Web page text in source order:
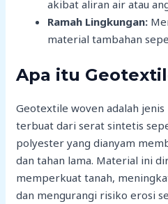
akibat aliran air atau
Ramah Lingkungan:
material tambahan
Apa itu
Geotextile woven adalah
terbuat dari serat sintetis
polyester yang dianyam
dan tahan lama. Material ini
memperkuat tanah,
dan mengurangi risiko erosi